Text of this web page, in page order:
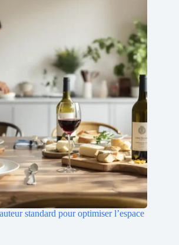
standard pour optimiser l’espace